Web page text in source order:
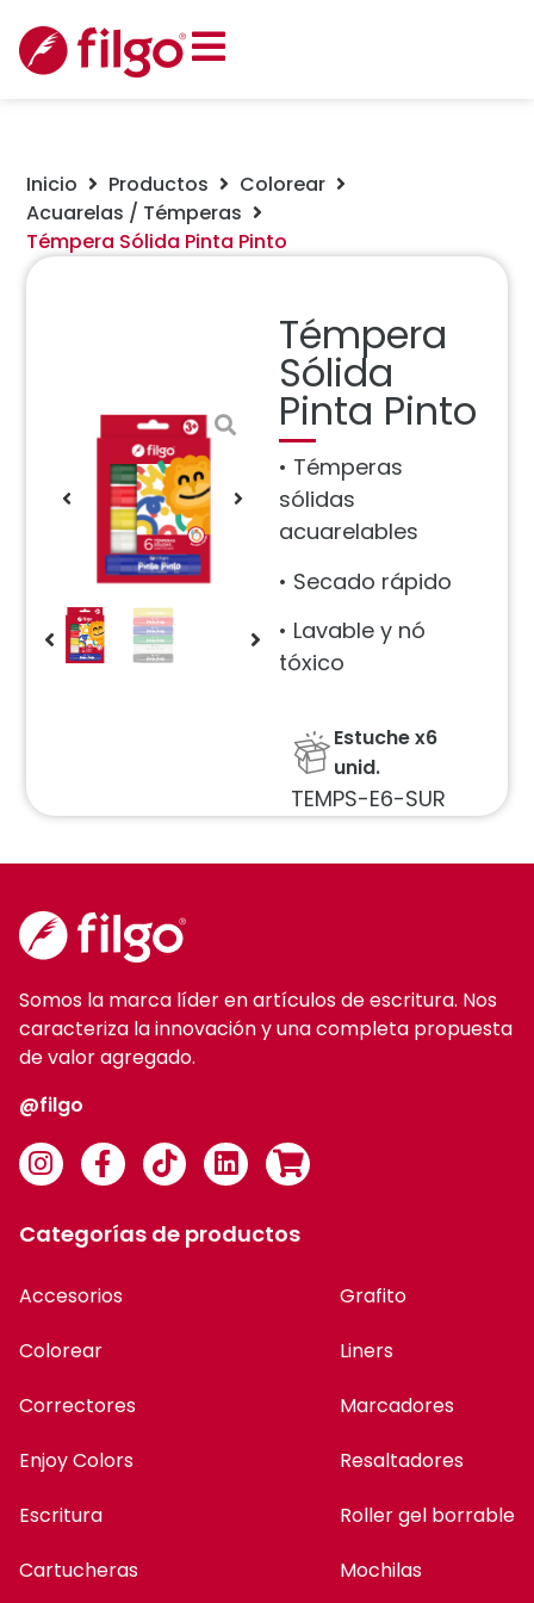
Inicio Productos
Colorear
Acuarelas / Témperas
Témpera Sólida Pinta Pinto
Témpera
Sólida
Pinta Pinto
• Témperas
sólidas
acuarelables
• Secado rápido
• Lavable y nó
tóxico
Estuche x6
unid.
TEMPS-E6-SUR
Somos la marca líder en artículos de escritura. Nos
caracteriza la innovación y una completa propuesta
de valor agregado.
@filgo
Categorías de productos
Accesorios
Colorear
Correctores
Enjoy Colors
Escritura
Cartucheras
Grafito
Liners
Marcadores
Resaltadores
Roller gel borrable
Mochilas